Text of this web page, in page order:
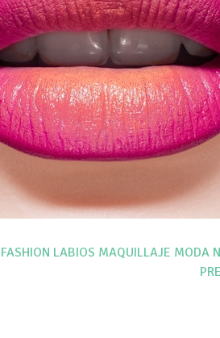
FASHION LABIOS MAQUILLAJE MODA